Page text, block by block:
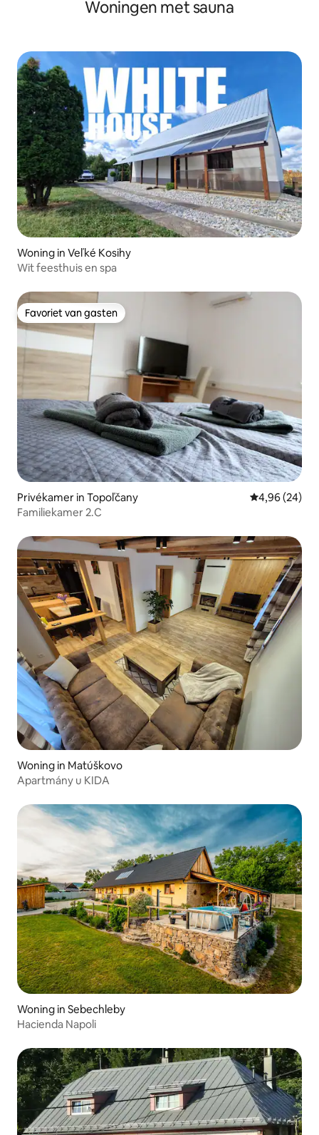
Woningen met sauna
Woning in Veľké Kosihy
Wit feesthuis en spa
Favoriet van gasten
Favoriet van gasten
Privékamer in Topoľčany Gemiddelde
4,96 (24)
Familiekamer 2.C
Woning in Matúškovo
Apartmány u KIDA
Woning in Sebechleby
Hacienda Napoli